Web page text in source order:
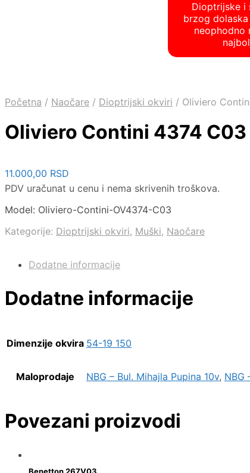
Dioptrijske i
brzog
neophodno
Početna / Naočare / Dioptrijski okviri / Oliviero
Oliviero Contini 4374 C03
11.000,00 RSD
PDV uračunat u cenu i nema skrivenih troškova.
Model: Oliviero-Contini-OV4374-C03
Kategorije: Dioptrijski okviri, Muški, Naočare
Dodatne informacije
Dodatne informacije
Dimenzije okvira 54-19 150
Maloprodaje NBG – Bul. Mihajla Pupina 10v, NBG
Povezani proizvodi